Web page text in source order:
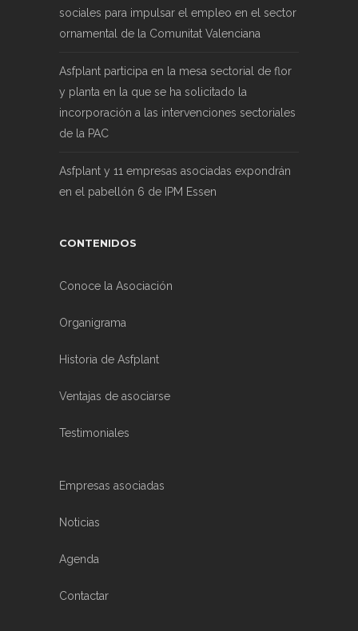
sociales para impulsar el empleo en el sector
ornamental de la Comunitat Valenciana
Asfplant participa en la mesa sectorial de flor
y planta en la que se ha solicitado la
incorporación a las intervenciones sectoriales
de la PAC
Asfplant y 11 empresas asociadas expondrán
en el pabellón 6 de IPM Essen
CONTENIDOS
Conoce la Asociación
Organigrama
Historia de Asfplant
Ventajas de asociarse
Testimoniales
Empresas asociadas
Noticias
Agenda
Contactar